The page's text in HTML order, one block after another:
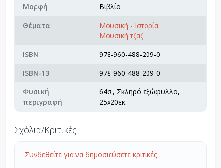
Μορφή
Βιβλίο
Θέματα
Μουσική - Ιστορία
Μουσική τζαζ
ISBN
978-960-488-209-0
ISBN-13
978-960-488-209-0
Φυσική
περιγραφή
64σ., Σκληρό εξώφυλλο,
25x20εκ.
Σχόλια/Κριτικές
Συνδεθείτε για να δημοσιεύσετε κριτικές